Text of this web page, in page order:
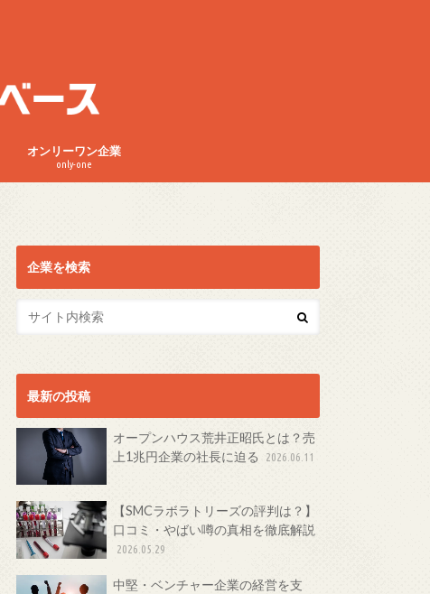
オンリーワン企業
only-one
企業を検索
最新の投稿
オープンハウス荒井正昭氏とは？売
上1兆円企業の社長に迫る
2026.06.11
【SMCラボラトリーズの評判は？】
口コミ・やばい噂の真相を徹底解説
2026.05.29
中堅・ベンチャー企業の経営を支